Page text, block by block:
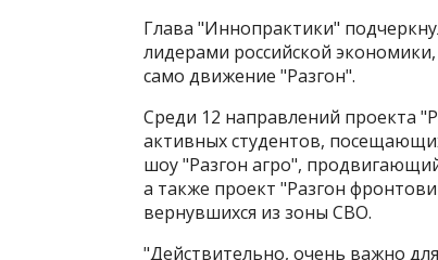
Глава "Иннопрактики"
лидерами российской
само движение "Разгон".
Среди 12 направлений проекта
активных студентов,
шоу "Разгон агро",
а также проект "Разгон
вернувшихся из зоны СВО.
"Действительно, очень важно